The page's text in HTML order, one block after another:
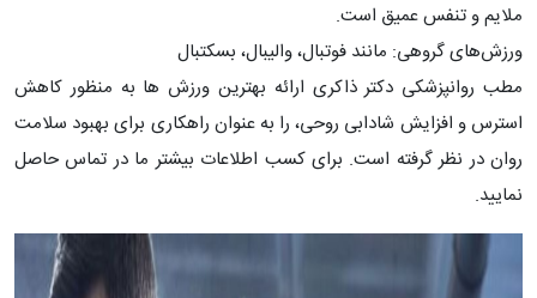
ملایم و تنفس عمیق است.
ورزش‌های گروهی: مانند فوتبال، والیبال، بسکتبال
مطب روانپزشکی دکتر ذاکری ارائه بهترین ورزش ها به منظور کاهش
استرس و افزایش شادابی روحی، را به عنوان راهکاری برای بهبود سلامت
روان در نظر گرفته است. برای کسب اطلاعات بیشتر ما در تماس حاصل
نمایید.